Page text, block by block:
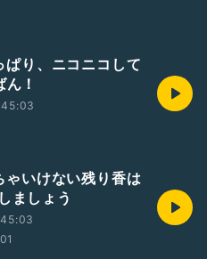
program/22542
radiotalk.jp/program/44603
トークからのみ聴取可能です
#収録配信型トーカー
ドスラヂ
り、ニコニコして
！
いけない残り香は
ましょう